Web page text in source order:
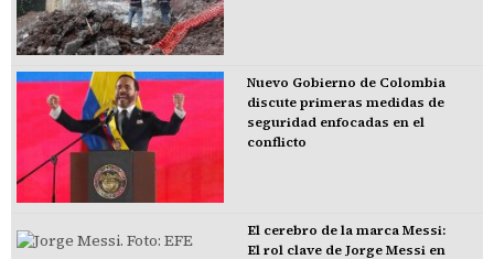
Nuevo Gobierno de Colombia
discute primeras medidas de
seguridad enfocadas en el
conflicto
El cerebro de la marca Messi:
El rol clave de Jorge Messi en